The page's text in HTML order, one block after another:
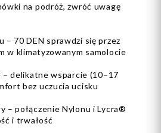
na podróż, zwróć uwagę
70 DEN sprawdzi się przez
w klimatyzowanym samolocie
delikatne wsparcie (10–17
bez uczucia ucisku
– połączenie Nylonu i Lycra®
i trwałość